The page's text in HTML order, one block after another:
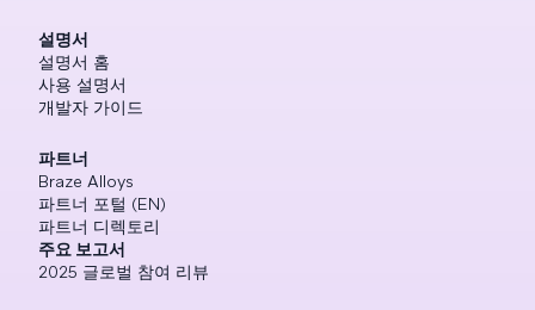
설명서
설명서 홈
사용 설명서
개발자 가이드
파트너
Braze Alloys
파트너 포털 (EN)
파트너 디렉토리
주요 보고서
2025 글로벌 참여 리뷰